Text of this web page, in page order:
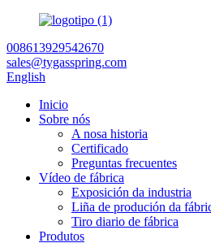
008613929542670
sales@tygasspring.com
English
Inicio
Sobre nós
A nosa historia
Certificado
Preguntas frecuentes
Vídeo de fábrica
Exposición da industria
Liña de produción da
Tiro diario de fábrica
Produtos